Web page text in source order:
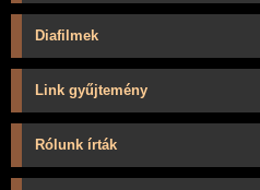
Diafilmek
Link gyűjtemény
Rólunk írták